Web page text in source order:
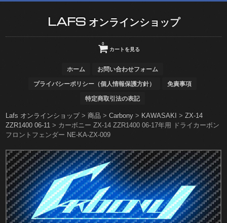
LAFS オンラインショップ
カートを見る
0
ホーム お問い合わせフォーム
プライバシーポリシー（個人情報保護方針） 免責事項
特定商取引法の表記
Lafs オンラインショップ>商品 >Carbony > KAWASAKI >ZX-14
ZZR1400 06-11 > カーボニー ZX-14 ZZR1400 06-17年用 ドライカーボン
フロントフェンダー NE-KA-ZX-009